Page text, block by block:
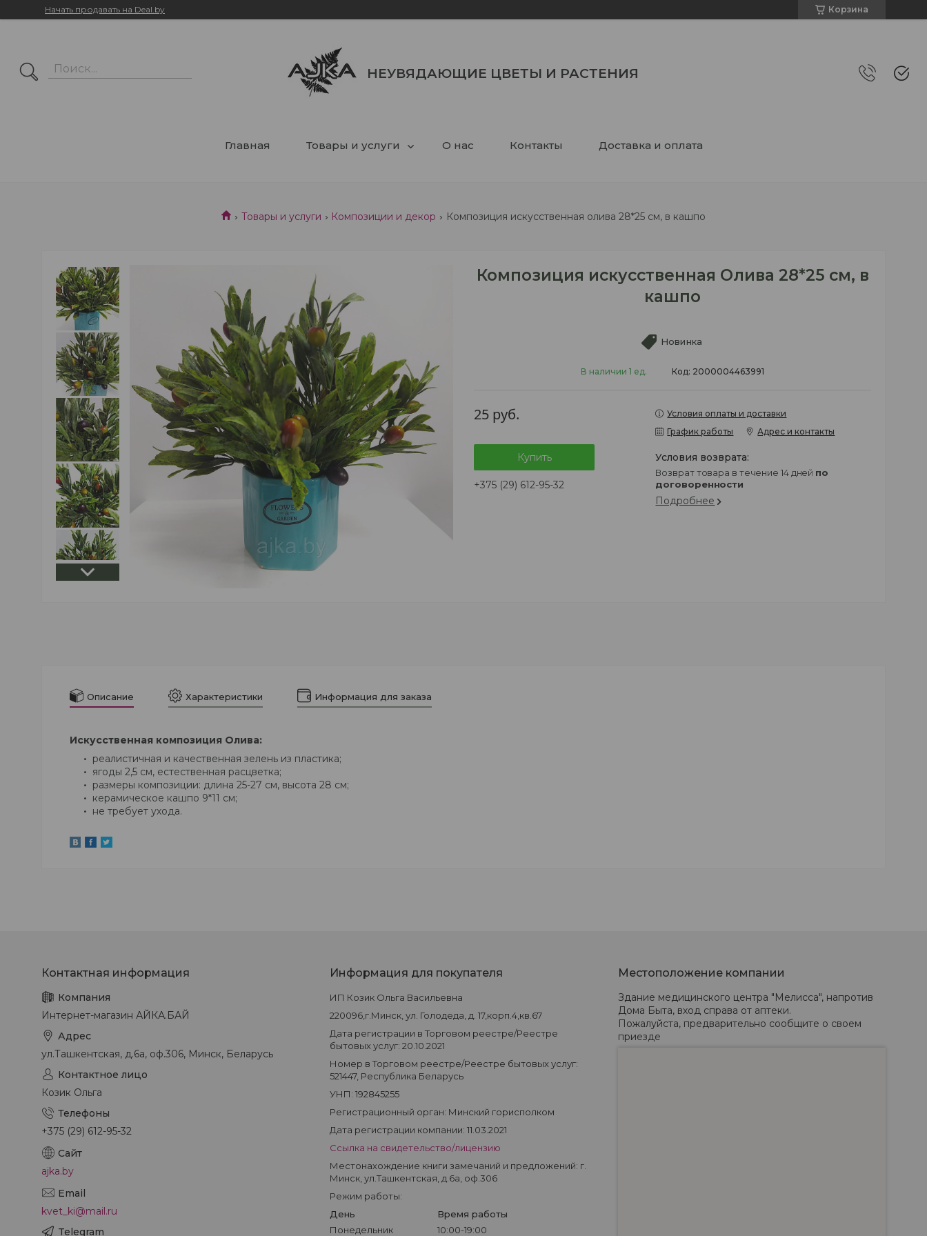
Начать продавать на Deal.by Корзина
НЕУВЯДАЮЩИЕ ЦВЕТЫ И РАСТЕНИЯ
Главная Товары и услуги О нас Контакты Доставка и оплата
Товары и услуги Композиции и декор Композиция искусственная олива 28*25 см, в кашпо
Композиция искусственная Олива 28*25 см, в
кашпо
Новинка
В наличии 1 ед. Код: 2000004463991
25 руб.
Купить
+375 (29) 612-95-32
Условия оплаты и доставки
График работы
Адрес и контакты
возврат товара в течение 14 дней по
договоренности
Подробнее
Описание Характеристики Информация для заказа
Искусственная композиция Олива:
реалистичная и качественная зелень из пластика;
ягоды 2,5 см, естественная расцветка;
размеры композиции: длина 25-27 см, высота 28 см;
керамическое кашпо 9*11 см;
не требует ухода.
Интернет-магазин АЙКА.БАЙ
ул.Ташкентская, д.6а, оф.306, Минск, Беларусь
Козик Ольга
+375 (29) 612-95-32
ajka.by
kvet_ki@mail.ru
Информация для покупателя
ИП Козик Ольга Васильевна
220096,г.Минск, ул. Голодеда, д. 17,корп.4,кв.67
Дата регистрации в Торговом реестре/Реестре
бытовых услуг: 20.10.2021
Номер в Торговом реестре/Реестре бытовых услуг:
521447, Республика Беларусь
УНП: 192845255
Регистрационный орган: Минский горисполком
Дата регистрации компании: 11.03.2021
Ссылка на свидетельство/лицензию
Местонахождение книги замечаний и предложений: г.
Минск, ул.Ташкентская, д.6а, оф.306
Режим работы:
День
Время работы
Понедельник
10:00-19:00
Местоположение компании
Здание медицинского центра "Мелисса", напротив
Дома Быта, вход справа от аптеки.
Пожалуйста, предварительно сообщите о своем
приезде